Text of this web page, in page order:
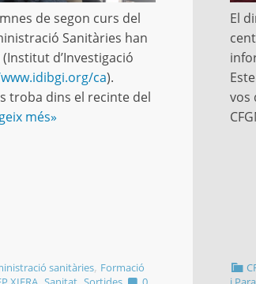
de segon curs del
Sanitàries han
d’Investigació
ca).
troba dins el recinte del
més»
sanitàries, Formació
El
vos